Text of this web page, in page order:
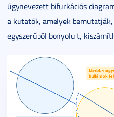
úgynevezett bifurkációs
a kutatók, amelyek
egyszerűből bonyolult,